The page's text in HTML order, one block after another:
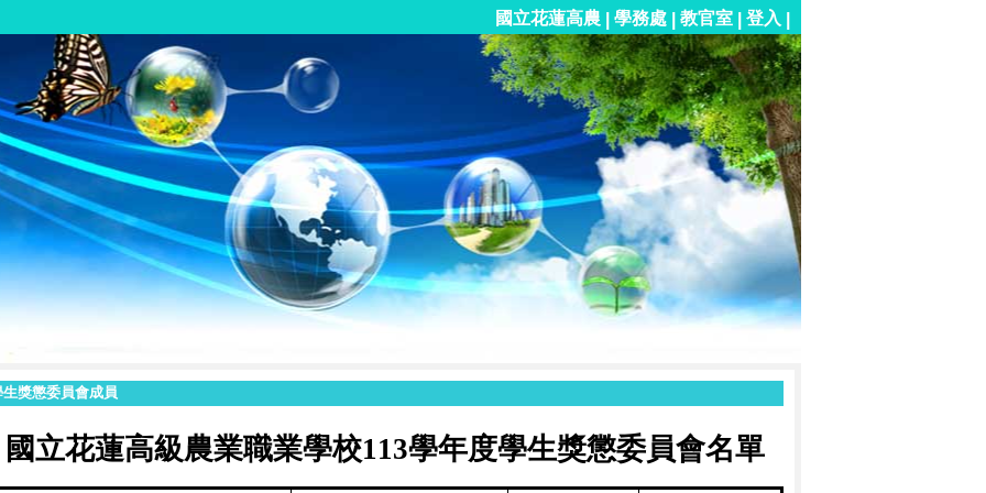
國立花蓮高農 學務處| 教官室| 登入
生獎懲委員會成員
國立花蓮高級農業職業學校113學年度學生獎懲委員會名單